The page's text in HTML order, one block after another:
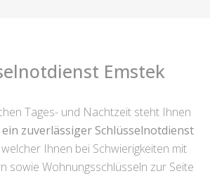
Emstek
Tages- und Nachtzeit steht Ihnen
ein zuverlässiger Schlüsselnotdienst
welcher Ihnen bei Schwierigkeiten mit
sowie Wohnungsschlüsseln zur Seite